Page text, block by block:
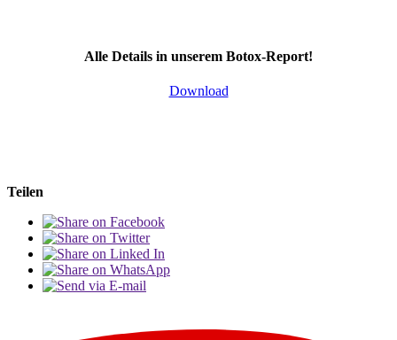
Alle Details in unserem Botox-Report!
Download
Teilen